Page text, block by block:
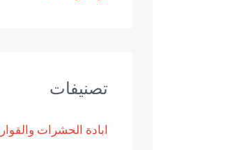
تصنيفات
ابادة الحشرات